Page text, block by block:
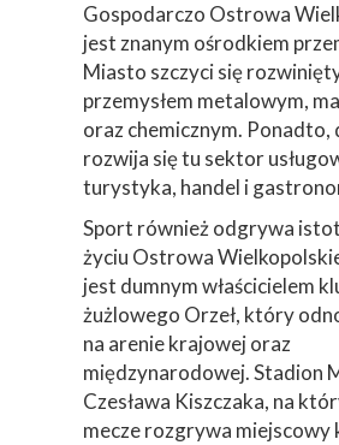
Gospodarczo Ostrowa
jest znanym ośrodkiem
Miasto szczyci się
przemysłem metalowym,
oraz chemicznym. Ponadto,
rozwija się tu sektor
turystyka, handel i
Sport również odgrywa
życiu Ostrowa
jest dumnym właścicielem
żużlowego Orzeł, który
na arenie krajowej oraz
międzynarodowej. Stadion
Czesława Kiszczaka, na
mecze rozgrywa miejscowy